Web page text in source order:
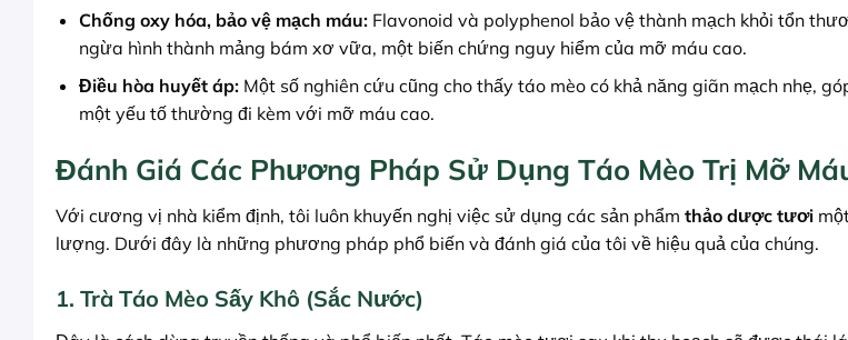
Chống oxy hóa, bảo vệ mạch máu:Flavonoid và polyphenol bảo vệ thành mạch khỏi tổn
ngừa hình thành mảng bám xơ vữa, một biến chứng nguy hiểm của mỡ máu cao.
Điều hòa huyết áp:Một số nghiên cứu cũng cho thấy táo mèo có khả năng giãn mạch nhẹ,
một yếu tố thường đi kèm với mỡ máu cao.
Đánh Giá Các Phương Pháp Sử Dụng Táo Mèo Trị Mỡ
Với cương vị nhà kiểm định, tôi luôn khuyến nghị việc sử dụng các sản phẩm thảo dược tươi
lượng. Dưới đây là những phương pháp phổ biến và đánh giá của tôi về hiệu quả của chúng.
1. Trà Táo Mèo Sấy Khô (Sắc Nước)